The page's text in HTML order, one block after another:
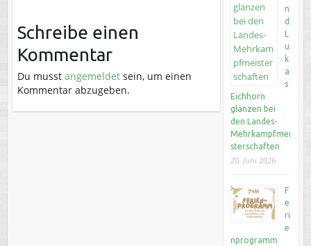
Schreibe einen
Kommentar
Du musstangemeldet sein, um einen
Kommentar abzugeben.
n
d
L
u
k
a
s
Eichhorn
glänzen bei
den Landes-
Mehrkampfmei
sterschaften
20. Juni 2026
F
e
ri
e
nprogramm